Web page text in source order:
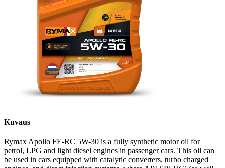
Kuvaus
Rymax Apollo FE-RC 5W-30 is a fully synthetic motor oil for
petrol, LPG and light diesel engines in passenger cars. This oil can
be used in cars equipped with catalytic converters, turbo charged